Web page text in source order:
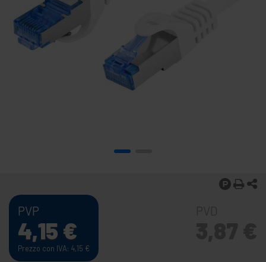
PVP
4,15 €
Prezzo con IVA: 4,15 €